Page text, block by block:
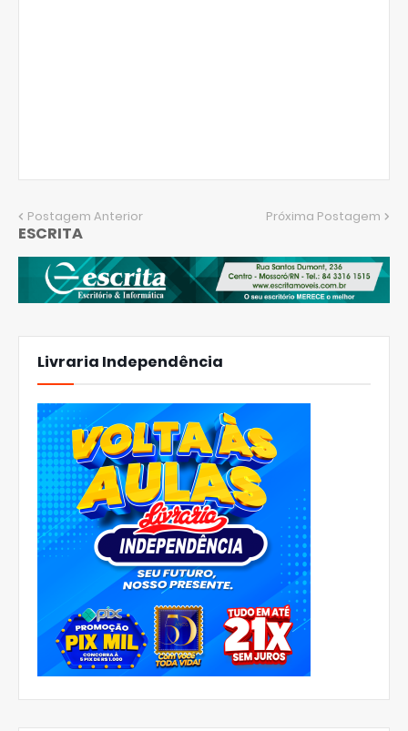
Postagem Anterior Próxima Postagem
ESCRITA
Livraria Independência